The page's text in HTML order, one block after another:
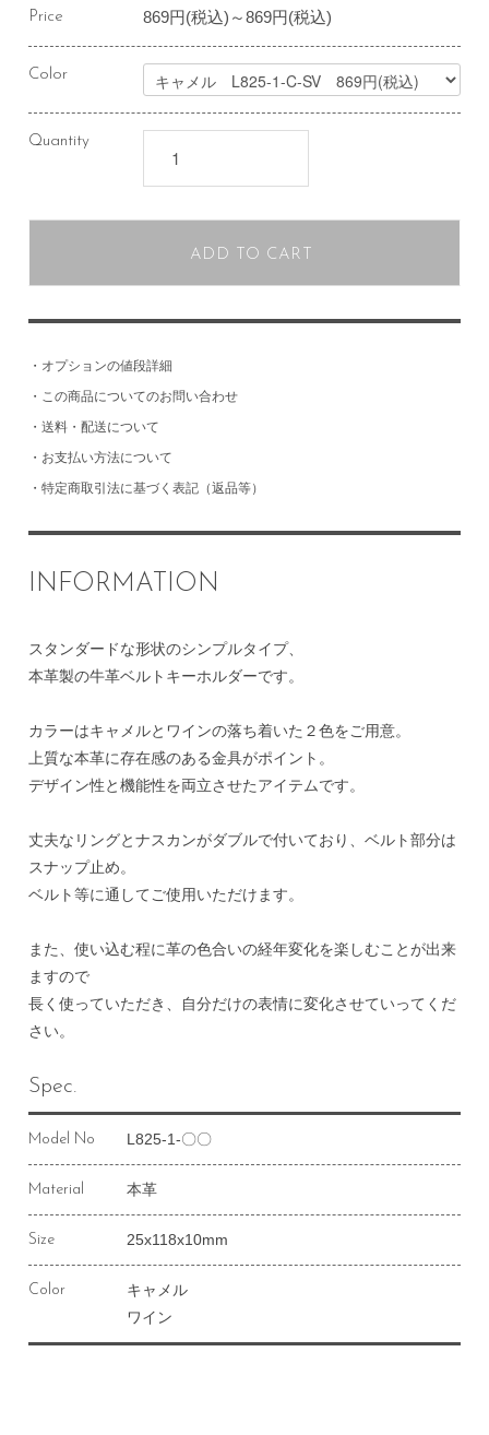
Price 869円(税込)～869円(税込)
Color
Quantity
ADD TO CART
・ オプションの値段詳細
・ この商品についてのお問い合わせ
・ 送料・配送について
・ お支払い方法について
・ 特定商取引法に基づく表記（返品等）
INFORMATION
スタンダードな形状のシンプルタイプ、
本革製の牛革ベルトキーホルダーです。
カラーはキャメルとワインの落ち着いた２色をご用意。
上質な本革に存在感のある金具がポイント。
デザイン性と機能性を両立させたアイテムです。
丈夫なリングとナスカンがダブルで付いており、ベルト部分は
スナップ止め。
ベルト等に通してご使用いただけます。
また、使い込む程に革の色合いの経年変化を楽しむことが出来
ますので
長く使っていただき、自分だけの表情に変化させていってくだ
さい。
Spec.
Model No L825-1-〇〇
Material 本革
Size 25x118x10mm
Color
キャメル
ワイン